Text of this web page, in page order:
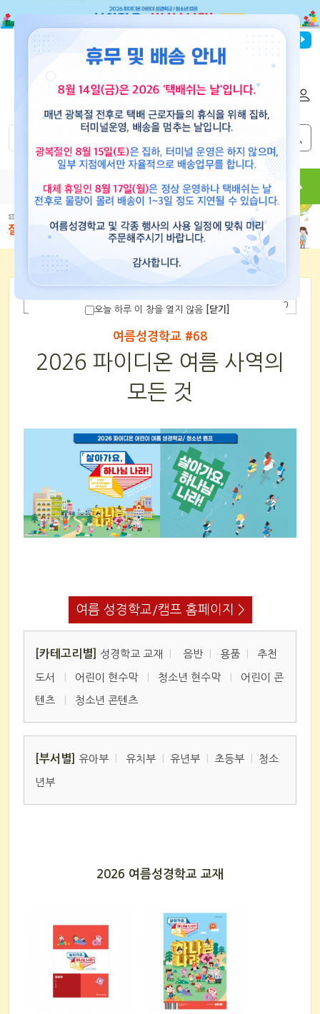
파이디온선교회
도서 뮤직 용품 현수막 콘텐츠
0
여름성경학교 #68
2026 파이디온 여름 사역의
모든 것
여름 성경학교/캠프 홈페이지 >
[카테고리별] 성경학교 교재 음반 용품 추천
도서 어린이 현수막| 청소년 현수막| 어린이 콘
텐츠 청소년 콘텐츠
[부서별] 유아부 유치부 유년부 초등부 청소
년부
2026 여름성경학교 교재
오늘 하루 이 창을 열지 않음 [닫기]